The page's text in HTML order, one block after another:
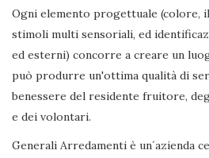
Ogni elemento progettuale (colore,
stimoli multi sensoriali, ed
ed esterni) concorre a creare un
può produrre un'ottima qualità di
benessere del residente fruitore,
e dei volontari.
Generali Arredamenti è un´azienda